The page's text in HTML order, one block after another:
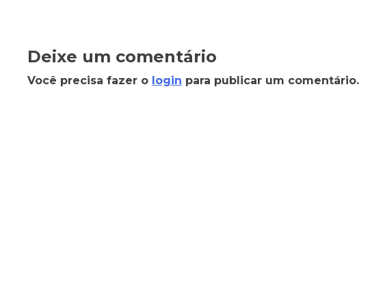
Deixe um comentário
Você precisa fazer o login para publicar um comentário.